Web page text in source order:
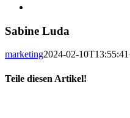
Bild
Sabine Luda
marketing2024-02-
Teile diesen Artikel!